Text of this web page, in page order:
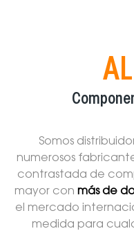
Somos
numerosos
contrastada de
mayor con más de
el mercado
medida para